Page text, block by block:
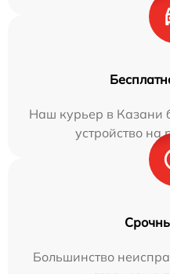
Наш курьер в Казани
устройство на
Большинство